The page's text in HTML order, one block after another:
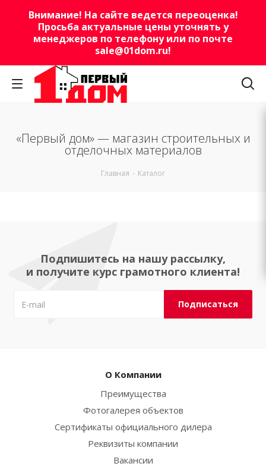
Внимание! На сайте ведется переоценка!
Просьба актуальные цены уточнять у
менеджеров по телефону или по почте
sale@01dom.ru!
«Первый дом» — магазин строительных и
отделочных материалов
Главная - Каталог
Подпишитесь на нашу рассылку,
и получите курс грамотного клиента!
О Компании
Преимущества
Фотогалерея объектов
Сертификаты официального дилера
Реквизиты компании
Вакансии